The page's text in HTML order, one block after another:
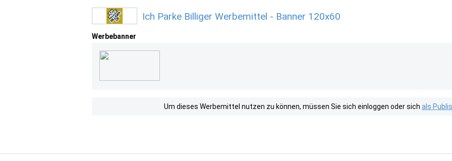
Ich Parke Billiger Werbemittel - Banner 120x60
Werbebanner
Um dieses Werbemittel nutzen zu können, müssen Sie sich einloggen oder sich als